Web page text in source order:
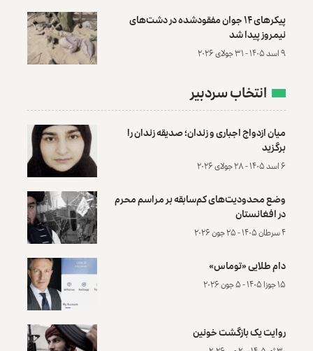
پیکرهای ۱۴ جوان مفقودشده در دشت‌های
نیمروز پیدا شد
۹ اسد ۱۴۰۵ - ۳۱ جولای ۲۰۲۶
انتخاب سردبیر
میان ازدواج اجباری و زندان؛ صدیقه زندان را
برگزید
۶ اسد ۱۴۰۵ - ۲۸ جولای ۲۰۲۶
وضع محدودیت‌های کم‌سابقه بر مراسم محرم
در افغانستان
۴ سرطان ۱۴۰۵ - ۲۵ جون ۲۰۲۶
دام طلایی «توماس»
۱۵ جوزا ۱۴۰۵ - ۵ جون ۲۰۲۶
روایت یک بازگشت خونین